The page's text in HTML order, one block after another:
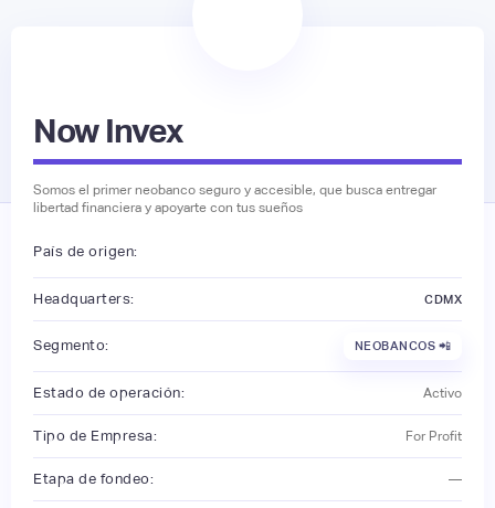
Now Invex
Somos el primer neobanco seguro y accesible, que busca entregar
libertad financiera y apoyarte con tus sueños
País de origen:
Headquarters: CDMX
Segmento: NEOBANCOS 📲
Estado de operación: Activo
Tipo de Empresa: For Profit
Etapa de fondeo: —